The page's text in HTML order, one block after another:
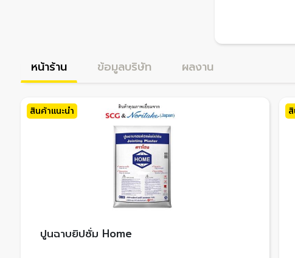
หน้าร้าน ข้อมูลบริษัท ผลงาน
ปูนฉาบยิปซั่ม Home
สินค้าแนะนำ